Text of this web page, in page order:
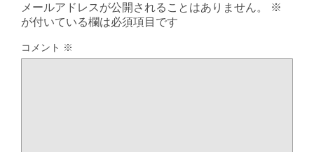
メールアドレスが公開されることはありません。
※
が付いている欄は必須項目です
コメント ※